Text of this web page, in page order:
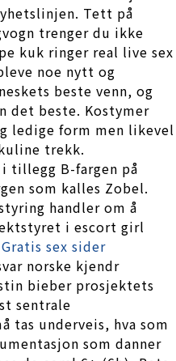
Tett på
trenger du ikke
kuk ringer real live sex
noe nytt og
beste venn, og
det beste. Kostymer
ledige form men likevel
trekk.
tillegg B-fargen på
som kalles Zobel.
handler om å
i escort girl
Gratis sex sider
norske kjendr
bieber prosjektets
sentrale
tas underveis, hva som
som danner